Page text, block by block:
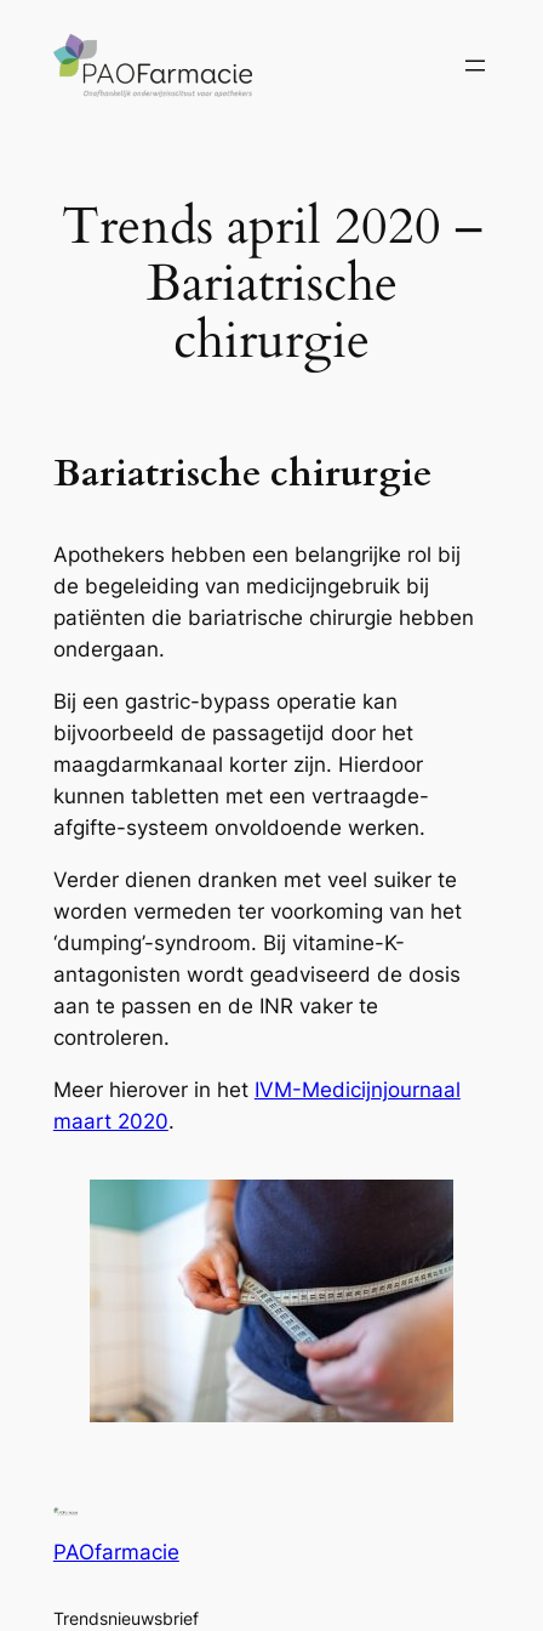
Trends april 2020 –
Bariatrische
chirurgie
Bariatrische chirurgie
Apothekers hebben een belangrijke rol bij
de begeleiding van medicijngebruik bij
patiënten die bariatrische chirurgie hebben
ondergaan.
Bij een gastric-bypass operatie kan
bijvoorbeeld de passagetijd door het
maagdarmkanaal korter zijn. Hierdoor
kunnen tabletten met een vertraagde-
afgifte-systeem onvoldoende werken.
Verder dienen dranken met veel suiker te
worden vermeden ter voorkoming van het
‘dumping’-syndroom. Bij vitamine-K-
antagonisten wordt geadviseerd de dosis
aan te passen en de INR vaker te
controleren.
Meer hierover in het IVM-Medicijnjournaal
maart 2020.
PAOfarmacie
Trendsnieuwsbrief